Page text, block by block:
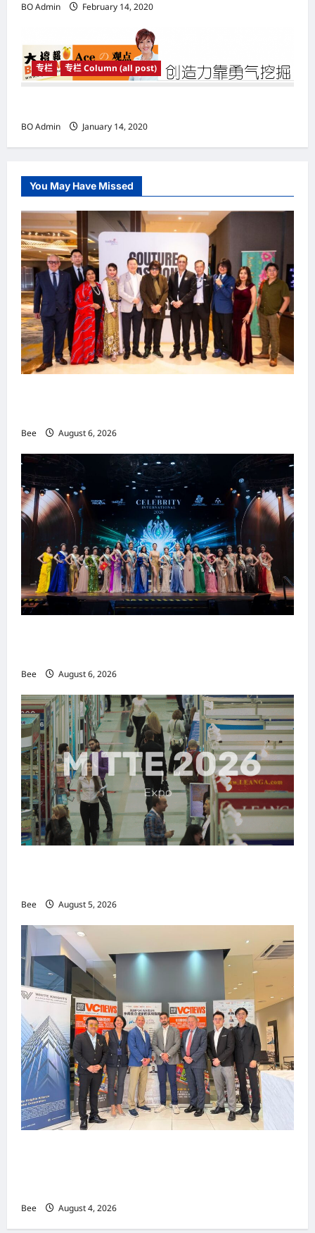
BO Admin February 14, 2020
专栏 专栏 Column (all post)
BO Admin January 14, 2020
You May Have Missed
Bee August 6, 2026
Bee August 6, 2026
Bee August 5, 2026
Bee August 4, 2026